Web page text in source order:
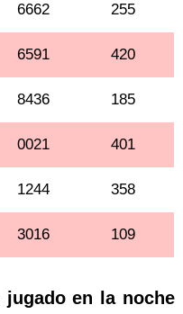
6662 255
6591 420
8436 185
0021 401
1244 358
3016 109
jugado en la noche